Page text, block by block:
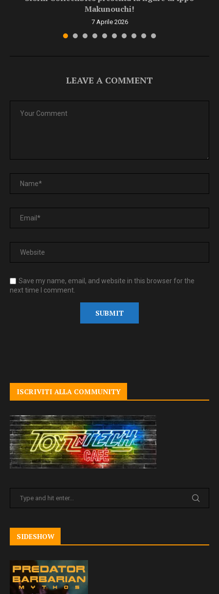
Makunouchi!
7 Aprile 2026
LEAVE A COMMENT
Save my name, email, and website in this browser for the
next time I comment.
ISCRIVITI ALLA COMMUNITY
SIDESHOW